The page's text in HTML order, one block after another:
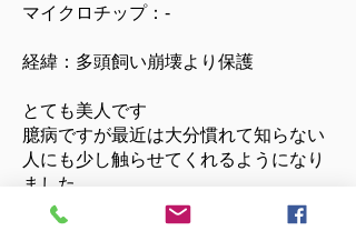
マイクロチップ：-
​経緯：多頭飼い崩壊より保護
とても美人です
臆病ですが最近は大分慣れて知らない
人にも少し触らせてくれるようになり
ました。